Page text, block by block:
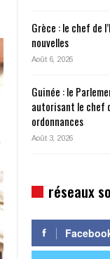
Grèce : le chef de
nouvelles
Août 6, 2026
Guinée : le
autorisant le chef
ordonnances
Août 3, 2026
réseaux